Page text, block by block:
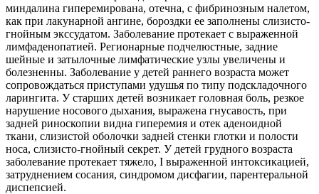
миндалина гиперемирована, отечна, с фибринозным налетом,
как при лакунарной ангине, бороздки ее заполнены слизисто-
гнойным экссудатом. Заболевание протекает с выраженной
лимфаденопатией. Регионарные подчелюстные, задние
шейные и затылочные лимфатические узлы увеличены и
болезненны. Заболевание у детей раннего возраста может
сопровождаться приступами удушья по типу подскладочного
ларингита. У старших детей возникает головная боль, резкое
нарушение носового дыхания, выражена гнусавость, при
задней риноскопии видна гиперемия и отек аденоидной
ткани, слизистой оболочки задней стенки глотки и полости
носа, слизисто-гнойный секрет. У детей грудного возраста
заболевание протекает тяжело, I выраженной интоксикацией,
затруднением сосания, синдромом дисфагии, парентеральной
диспепсией.